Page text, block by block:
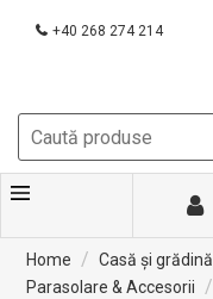
+40 268 274 214
Home / Casă și grădină
Parasolare & Accesorii /